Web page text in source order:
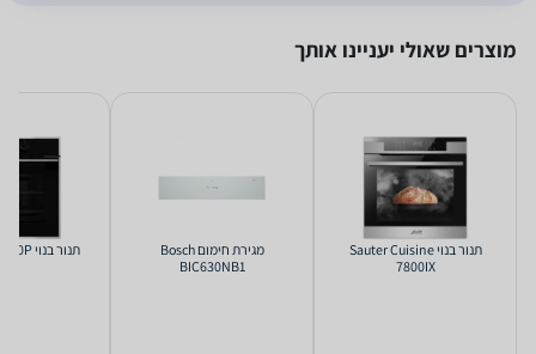
מוצרים שאולי יעניינו אותך
‏תנור בנוי Sauter Cuisine
7800IX
‏מגירת חימום Bosch
BIC630NB1
‏תנור בנוי Teka HLB 8200P